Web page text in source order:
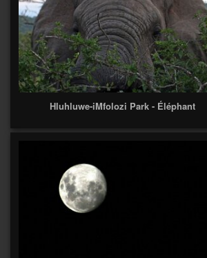
Hluhluwe-iMfolozi Park - Éléphant